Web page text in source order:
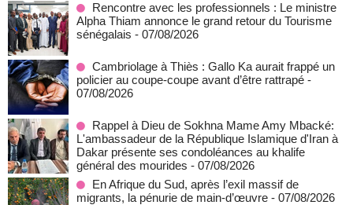
Rencontre avec les professionnels : Le ministre
Alpha Thiam annonce le grand retour du Tourisme
sénégalais - 07/08/2026
Cambriolage à Thiès : Gallo Ka aurait frappé un
policier au coupe-coupe avant d’être rattrapé -
07/08/2026
Rappel à Dieu de Sokhna Mame Amy Mbacké:
L'ambassadeur de la République Islamique d'Iran à
Dakar présente ses condoléances au khalife
général des mourides - 07/08/2026
En Afrique du Sud, après l’exil massif de
migrants, la pénurie de main-d’œuvre - 07/08/2026